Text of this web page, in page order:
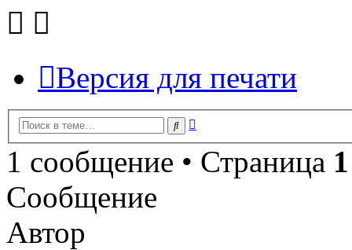
Версия для печати
Поиск
1 сообщение • Страница 1
Сообщение
Автор